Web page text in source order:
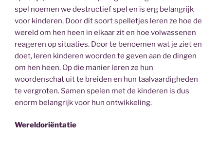
spel noemen we destructief spel en is erg belangrijk
voor kinderen. Door dit soort spelletjes leren ze hoe de
wereld om hen heen in elkaar zit en hoe volwassenen
reageren op situaties. Door te benoemen wat je ziet en
doet, leren kinderen woorden te geven aan de dingen
om hen heen. Op die manier leren ze hun
woordenschat uit te breiden en hun taalvaardigheden
te vergroten. Samen spelen met de kinderen is dus
enorm belangrijk voor hun ontwikkeling.
Wereldoriëntatie